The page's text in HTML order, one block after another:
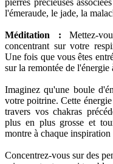
l'émeraude, le jade, la
Méditation : Mettez-
concentrant sur votre
Une fois que vous êtes
sur la remontée de l'énergie
Imaginez qu'une boule
votre poitrine. Cette
travers vos chakras
plus en plus grosse et
montre à chaque
Concentrez-vous sur des